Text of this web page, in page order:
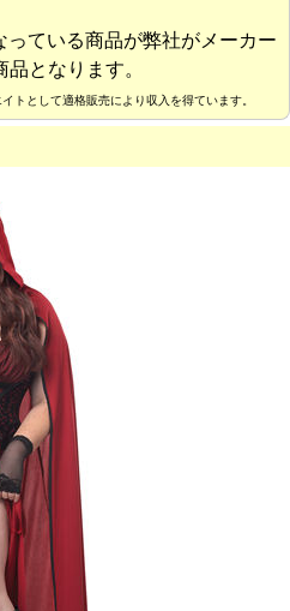
っている商品が弊社がメーカー
となります。
トとして適格販売により収入を得ています。